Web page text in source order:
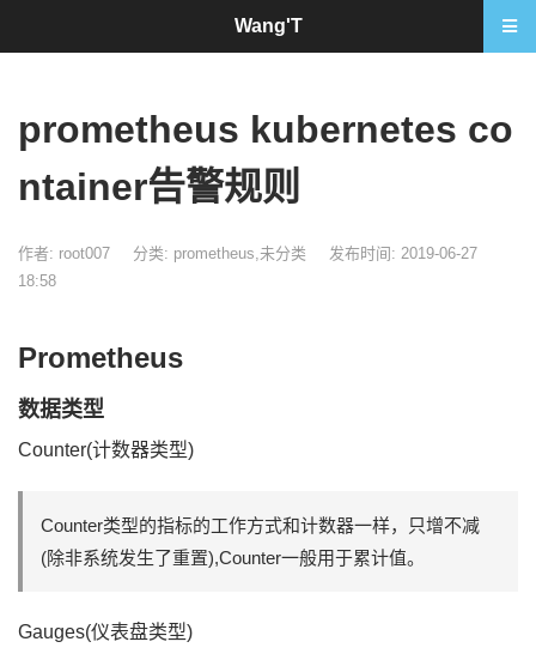
prometheus kubernetes co
ntainer告警规则
作者: root007 分类: prometheus,未分类
发布时间: 2019-06-27
18:58
Prometheus
数据类型
Counter(计数器类型)
Counter类型的指标的工作方式和计数器一样，只增不减
(除非系统发生了重置),Counter一般用于累计值。
Gauges(仪表盘类型)
Wang'T